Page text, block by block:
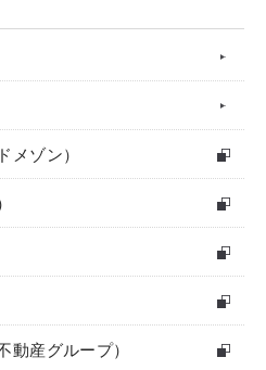
メゾン）
産グループ）